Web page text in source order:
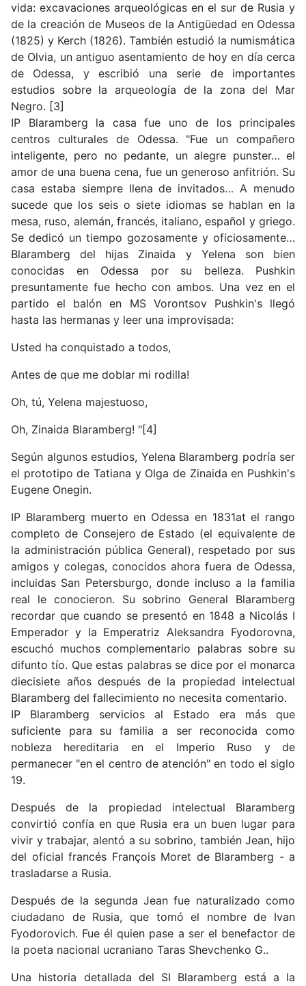
vida: excavaciones arqueológicas en el sur de Rusia y
de la creación de Museos de la Antigüedad en Odessa
(1825) y Kerch (1826). También estudió la numismática
de Olvia, un antiguo asentamiento de hoy en día cerca
de Odessa, y escribió una serie de importantes
estudios sobre la arqueología de la zona del Mar
Negro. [3]
IP Blaramberg la casa fue uno de los principales
centros culturales de Odessa. "Fue un compañero
inteligente, pero no pedante, un alegre punster… el
amor de una buena cena, fue un generoso anfitrión. Su
casa estaba siempre llena de invitados… A menudo
sucede que los seis o siete idiomas se hablan en la
mesa, ruso, alemán, francés, italiano, español y griego.
Se dedicó un tiempo gozosamente y oficiosamente…
Blaramberg del hijas Zinaida y Yelena son bien
conocidas en Odessa por su belleza. Pushkin
presuntamente fue hecho con ambos. Una vez en el
partido el balón en MS Vorontsov Pushkin's llegó
hasta las hermanas y leer una improvisada:
Usted ha conquistado a todos,
Antes de que me doblar mi rodilla!
Oh, tú, Yelena majestuoso,
Oh, Zinaida Blaramberg! "[4]
Según algunos estudios, Yelena Blaramberg podría ser
el prototipo de Tatiana y Olga de Zinaida en Pushkin's
Eugene Onegin.
IP Blaramberg muerto en Odessa en 1831at el rango
completo de Consejero de Estado (el equivalente de
la administración pública General), respetado por sus
amigos y colegas, conocidos ahora fuera de Odessa,
incluidas San Petersburgo, donde incluso a la familia
real le conocieron. Su sobrino General Blaramberg
recordar que cuando se presentó en 1848 a Nicolás I
Emperador y la Emperatriz Aleksandra Fyodorovna,
escuchó muchos complementario palabras sobre su
difunto tío. Que estas palabras se dice por el monarca
diecisiete años después de la propiedad intelectual
Blaramberg del fallecimiento no necesita comentario.
IP Blaramberg servicios al Estado era más que
suficiente para su familia a ser reconocida como
nobleza hereditaria en el Imperio Ruso y de
permanecer "en el centro de atención" en todo el siglo
19.
Después de la propiedad intelectual Blaramberg
convirtió confía en que Rusia era un buen lugar para
vivir y trabajar, alentó a su sobrino, también Jean, hijo
del oficial francés François Moret de Blaramberg - a
trasladarse a Rusia.
Después de la segunda Jean fue naturalizado como
ciudadano de Rusia, que tomó el nombre de Ivan
Fyodorovich. Fue él quien pase a ser el benefactor de
la poeta nacional ucraniano Taras Shevchenko G..
Una historia detallada del SI Blaramberg está a la